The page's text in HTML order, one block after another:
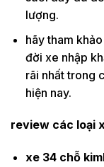
lượng.
hãy tham
đời xe nhập
rãi nhất trong
hiện nay.
review các loại
xe 34 chỗ